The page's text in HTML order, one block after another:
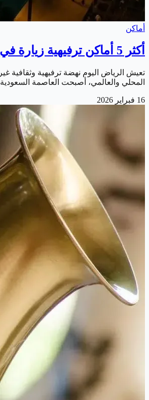
أماكن
أكثر 5 أماكن ترفيهية زيارة في الرياض
تعيش الرياض اليوم نهضة ترفيهية وثقافية
المحلي والعالمي، أصبحت العاصمة السعودية وجهة
16 فبراير 2026